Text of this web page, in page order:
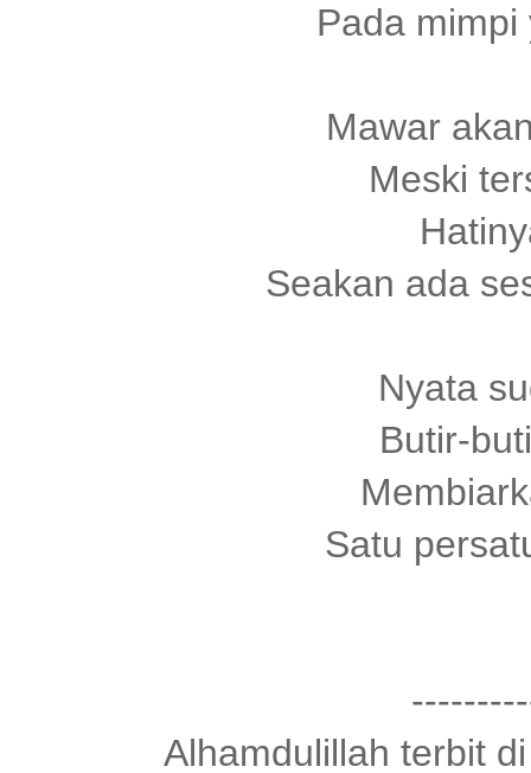
Pada
Mawar
Meski
Seakan ada
Nyata
Butir-
Satu
Alhamdulillah terbit